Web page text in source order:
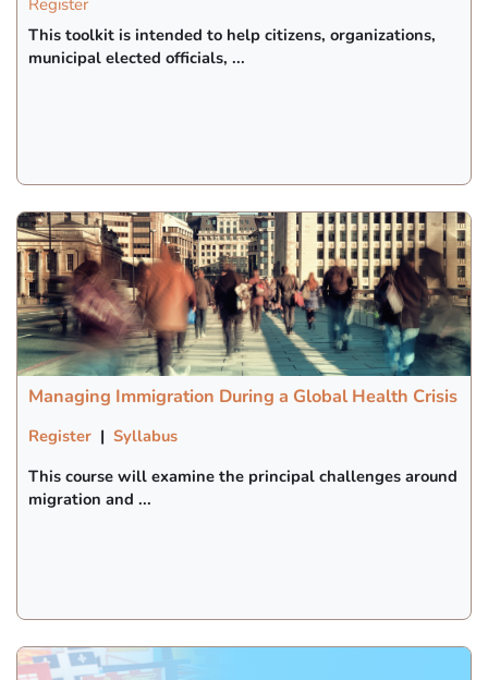
Register
This toolkit is intended to help citizens, organizations,
municipal elected officials, ...
Managing Immigration During a Global Health Crisis
Register | Syllabus
This course will examine the principal challenges around
migration and ...